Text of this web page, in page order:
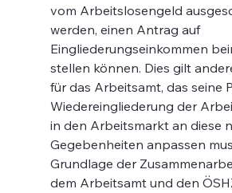
vom Arbeitslosengeld
werden, einen Antrag auf
Eingliederungseinkommen
stellen können. Dies gilt
für das Arbeitsamt, das seine
Wiedereingliederung der
in den Arbeitsmarkt an diese
Gegebenheiten anpassen
Grundlage der
dem Arbeitsamt und den